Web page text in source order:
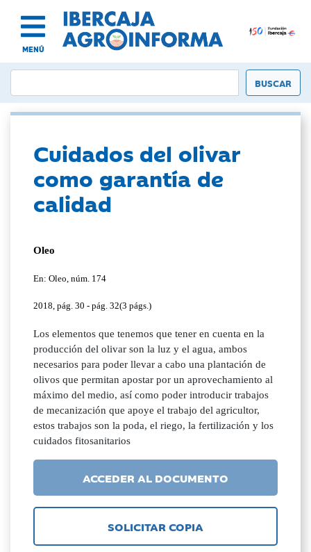
MENÚ
Cuidados del olivar
como garantía de
calidad
Oleo
En: Oleo, núm. 174
2018, pág. 30 - pág. 32(3 págs.)
Los elementos que tenemos que tener en cuenta en la
producción del olivar son la luz y el agua, ambos
necesarios para poder llevar a cabo una plantación de
olivos que permitan apostar por un aprovechamiento al
máximo del medio, así como poder introducir trabajos
de mecanización que apoye el trabajo del agricultor,
estos trabajos son la poda, el riego, la fertilización y los
cuidados fitosanitarios
ACCEDER AL DOCUMENTO
SOLICITAR COPIA